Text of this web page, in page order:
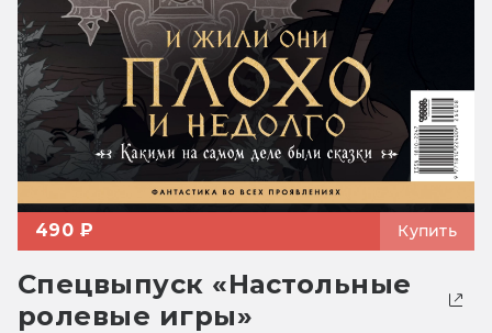
490 ₽ Купить
Спецвыпуск «Настольные
ролевые игры»